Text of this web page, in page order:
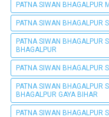
PATNA SIWAN BHAGALPUR
PATNA SIWAN BHAGALPUR
PATNA SIWAN BHAGALPUR
BHAGALPUR
PATNA SIWAN BHAGALPUR
PATNA SIWAN BHAGALPUR
BHAGALPUR GAYA BIHAR
PATNA SIWAN BHAGALPUR